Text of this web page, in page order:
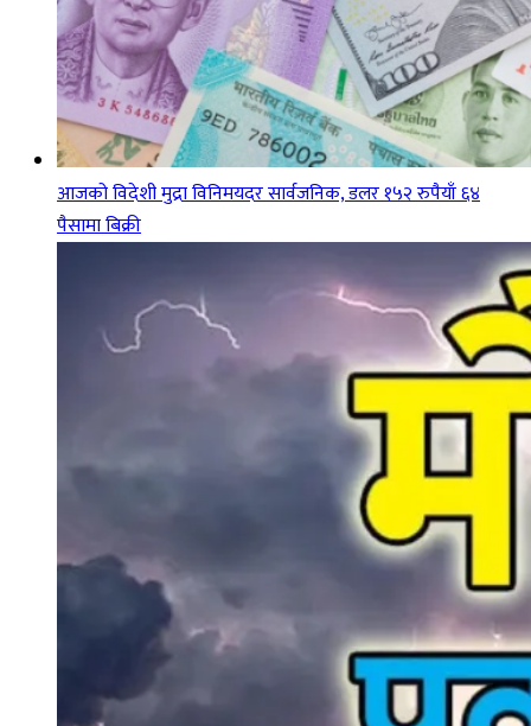
आजको विदेशी मुद्रा विनिमयदर सार्वजनिक, डलर १५२ रुपैयाँ ६४
पैसामा बिक्री